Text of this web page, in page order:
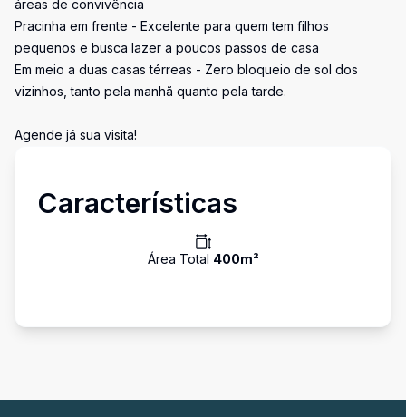
áreas de convivência
Pracinha em frente - Excelente para quem tem filhos
pequenos e busca lazer a poucos passos de casa
Em meio a duas casas térreas - Zero bloqueio de sol dos
vizinhos, tanto pela manhã quanto pela tarde.
Agende já sua visita!
Características
Área Total 400m²